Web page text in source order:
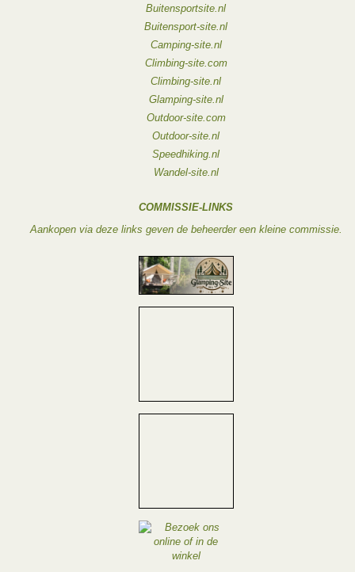
Buitensportsite.nl
Buitensport-site.nl
Camping-site.nl
Climbing-site.com
Climbing-site.nl
Glamping-site.nl
Outdoor-site.com
Outdoor-site.nl
Speedhiking.nl
Wandel-site.nl
COMMISSIE-LINKS
Aankopen via deze links geven de beheerder een kleine commissie.